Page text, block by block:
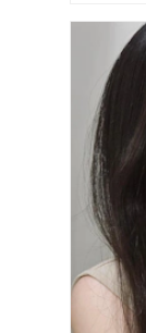
TAKAMI
前使用
吸收 完
品牌創
題 發現
功能型
角質層
肌膚 因
角質層
質能幫
的不舒服
日常生
能讓角質
當角質
乏光澤等